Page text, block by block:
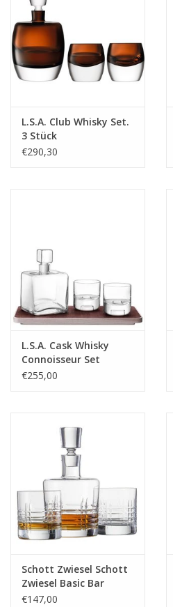
Fassungsvermögen:
Maße:11 × 7,6 × 23,4 cm
Farbe:Klar
L.S.A. Club Whisky Set.
3 Stück
€290,30
L.S.A. Cask Whisky
Connoisseur Set
€255,00
Schott Zwiesel Schott
Zwiesel Basic Bar
Classic Whisky set 1
€147,00